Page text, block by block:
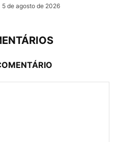
5 de agosto de 2026